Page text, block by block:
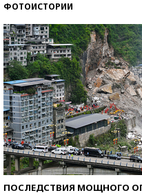
ФОТОИСТОРИИ
ПОСЛЕДСТВИЯ МОЩНОГО